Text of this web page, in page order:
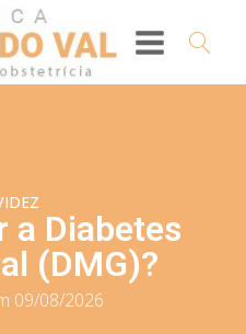
a Diabetes
(DMG)?
09/08/2026